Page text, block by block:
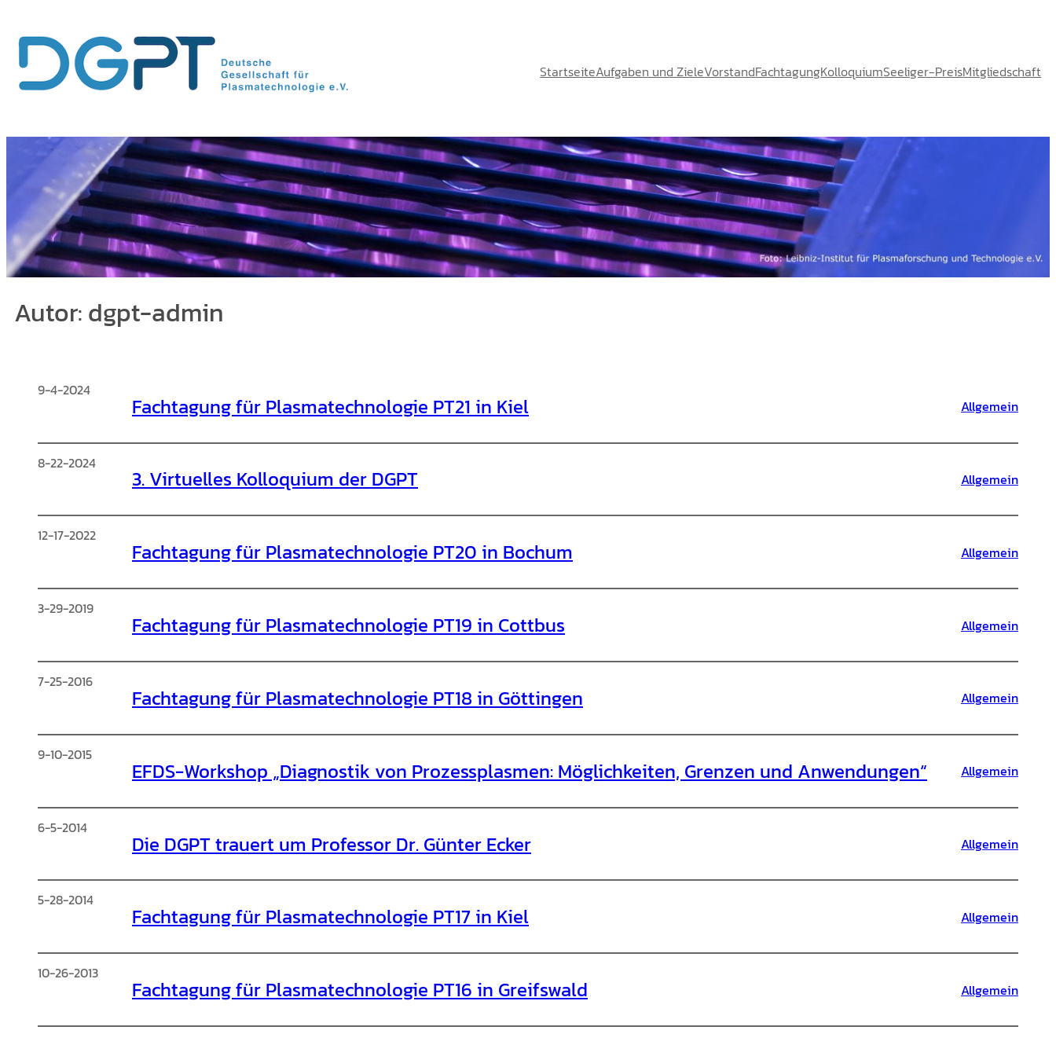
Inhalt
springen
StartseiteAufgaben und ZieleVorstandFachtagungKolloquiumSeeliger-PreisMitgliedschaft
Autor:dgpt-admin
9-4-2024
Fachtagung für Plasmatechnologie PT21 in Kiel Allgemein
8-22-2024
3. Virtuelles Kolloquium der DGPT Allgemein
12-17-2022
Fachtagung für Plasmatechnologie PT20 in Bochum Allgemein
3-29-2019
Fachtagung für Plasmatechnologie PT19 in Cottbus Allgemein
7-25-2016
Fachtagung für Plasmatechnologie PT18 in Göttingen Allgemein
9-10-2015
EFDS-Workshop „Diagnostik von Prozessplasmen: Möglichkeiten, Grenzen und Anwendungen“ Allgemein
6-5-2014
Die DGPT trauert um Professor Dr. Günter Ecker Allgemein
5-28-2014
Fachtagung für Plasmatechnologie PT17 in Kiel Allgemein
10-26-2013
Fachtagung für Plasmatechnologie PT16 in Greifswald Allgemein